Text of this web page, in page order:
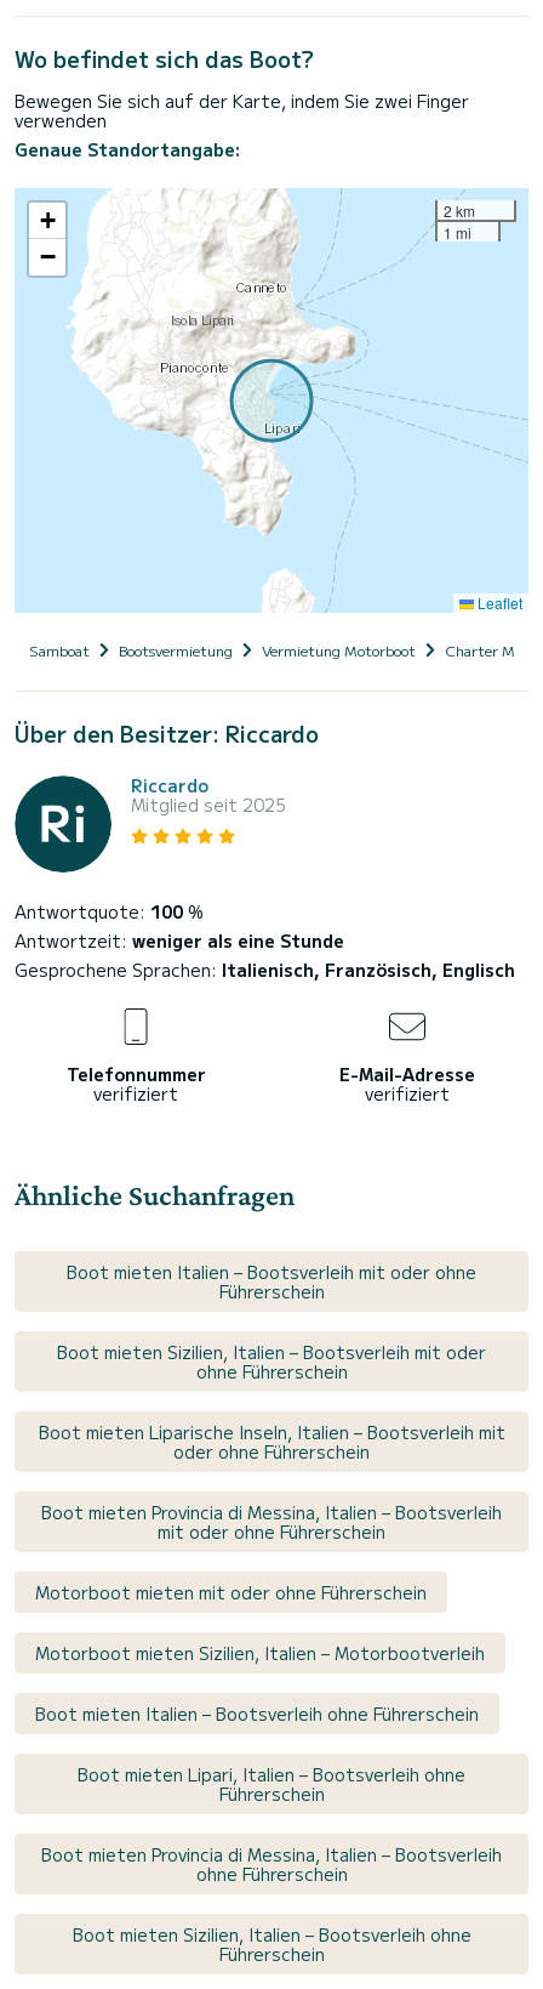
Wo befindet sich das Boot?
Bewegen Sie sich auf der Karte, indem Sie zwei Finger
verwenden
Genaue Standortangabe:
+
−
2 km
1 mi
Leaflet
Samboat Bootsvermietung Vermietung Motorboot Charter
Über den Besitzer: Riccardo
Riccardo
Mitglied seit 2025
Antwortquote: 100 %
Antwortzeit: weniger als eine Stunde
Gesprochene Sprachen: Italienisch, Französisch, Englisch
Telefonnummer
verifiziert
E-Mail-Adresse
verifiziert
Ähnliche Suchanfragen
Boot mieten Italien – Bootsverleih mit oder ohne
Führerschein
Boot mieten Sizilien, Italien – Bootsverleih mit oder
ohne Führerschein
Boot mieten Liparische Inseln, Italien – Bootsverleih mit
oder ohne Führerschein
Boot mieten Provincia di Messina, Italien – Bootsverleih
mit oder ohne Führerschein
Motorboot mieten mit oder ohne Führerschein
Motorboot mieten Sizilien, Italien – Motorbootverleih
Boot mieten Italien – Bootsverleih ohne Führerschein
Boot mieten Lipari, Italien – Bootsverleih ohne
Führerschein
Boot mieten Provincia di Messina, Italien – Bootsverleih
ohne Führerschein
Boot mieten Sizilien, Italien – Bootsverleih ohne
Führerschein